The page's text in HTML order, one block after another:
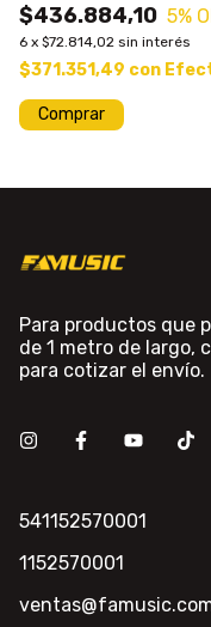
$436.884,10 5%
6 x $72.814,02 sin interés
$371.351,49 con
Para productos que
de 1 metro de largo,
para cotizar el envío.
541152570001
1152570001